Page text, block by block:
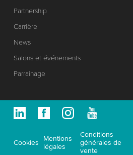
Partnership
Carrière
News
Salons et événements
Parrainage
Cookies
Mentions
légales
Conditions
générales de
vente